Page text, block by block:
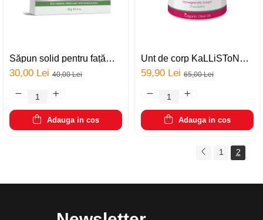
Săpun solid pentru față
KaLLiSToN Olive Passion
Revitalize, cu lapte de
măsline, revitalizant și
hidratant, 85g
40,00 Lei
30,00 Lei
Adauga in cos
Unt de corp KaLLiSToN
Olive Passion, cu extract
de rodie, unt de shea și
hidratant, antioxidant, 200
65,00 Lei
59,90 Lei
Adauga in cos
1 2